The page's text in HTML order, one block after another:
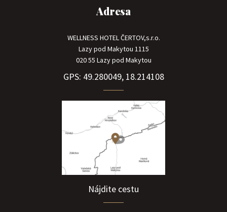
Adresa
WELLNESS HOTEL ČERTOV,s.r.o.
Lazy pod Makytou 1115
020 55 Lazy pod Makytou
GPS: 49.280049, 18.214108
Nájdite cestu